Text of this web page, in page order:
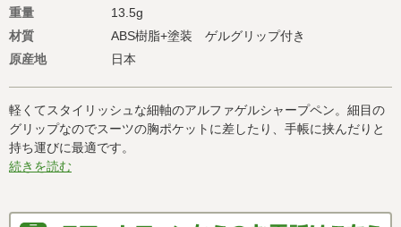
重量
13.5g
材質
ABS樹脂+塗装 ゲルグリップ付き
原産地
日本
軽くてスタイリッシュな細軸のアルファゲルシャープペン。細目の
グリップなのでスーツの胸ポケットに差したり、手帳に挟んだりと
持ち運びに最適です。
続きを読む